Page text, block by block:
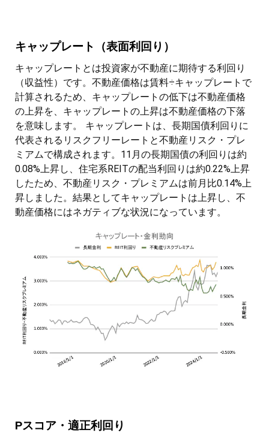
キャップレート（表面利回り）
キャップレートとは投資家が不動産に期待する利回り
（収益性）です。不動産価格は賃料÷キャップレートで
計算されるため、キャップレートの低下は不動産価格
の上昇を、キャップレートの上昇は不動産価格の下落
を意味します。 キャップレートは、長期国債利回りに
代表されるリスクフリーレートと不動産リスク・プレ
ミアムで構成されます。11月の長期国債の利回りは約
0.08%上昇し、住宅系REITの配当利回りは約0.22%上昇
したため、不動産リスク・プレミアムは前月比0.14%上
昇しました。結果としてキャップレートは上昇し、不
動産価格にはネガティブな状況になっています。
Pスコア・適正利回り